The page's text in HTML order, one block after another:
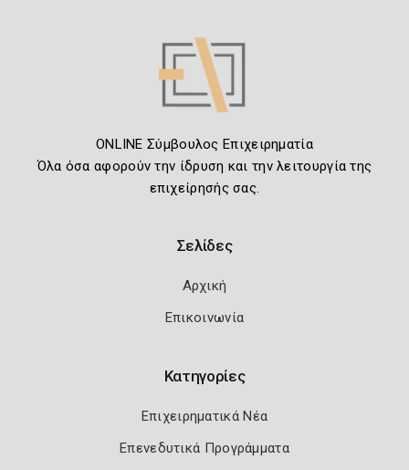
ONLINE Σύμβουλος Επιχειρηματία
Όλα όσα αφορούν την ίδρυση και την λειτουργία της
επιχείρησής σας.
Σελίδες
Αρχική
Επικοινωνία
Κατηγορίες
Επιχειρηματικά Νέα
Επενεδυτικά Προγράμματα